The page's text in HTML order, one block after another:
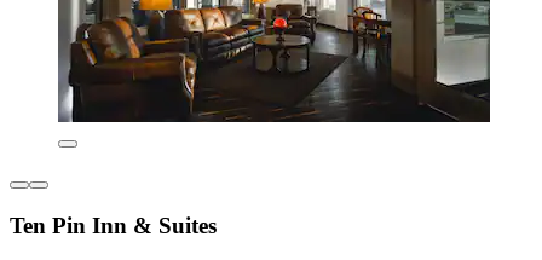
Ten Pin Inn & Suites